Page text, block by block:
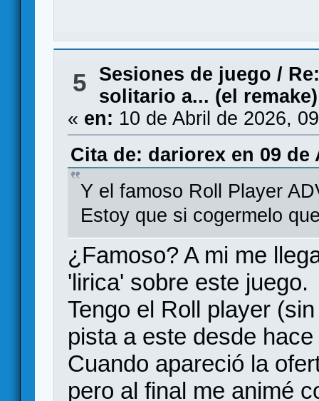
5 Sesiones de juego /
solitario a... (el remake)
« en: 10 de Abril de 2026,
Cita de: dariorex en 09 de
Y el famoso Roll Player
Estoy que si cogermelo
¿Famoso? A mi me
'lirica' sobre este juego.
Tengo el Roll player
pista a este desde
Cuando apareció la
pero al final me animé